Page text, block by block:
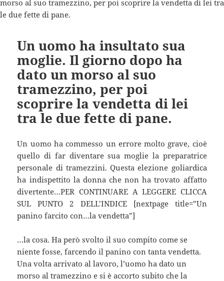
Un uomo ha insultato sua
moglie. Il giorno dopo ha
dato un morso al suo
tramezzino, per poi
scoprire la vendetta di lei
tra le due fette di pane.
Un uomo ha commesso un errore molto grave, cioè
quello di far diventare sua moglie la preparatrice
personale di tramezzini. Questa elezione goliardica
ha indispettito la donna che non ha trovato affatto
divertente…PER CONTINUARE A LEGGERE CLICCA
SUL PUNTO 2 DELL’INDICE [nextpage title=”Un
panino farcito con…la vendetta”]
…la cosa. Ha però svolto il suo compito come se
niente fosse, farcendo il panino con tanta vendetta.
Una volta arrivato al lavoro, l’uomo ha dato un
morso al tramezzino e si è accorto subito che la